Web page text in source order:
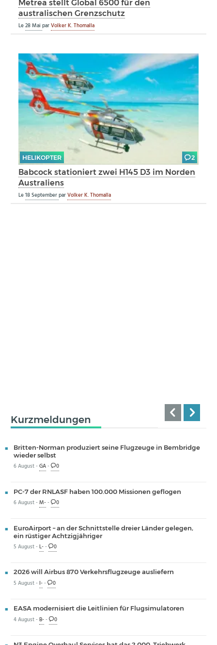
Metrea stellt Global 6500 für den
australischen Grenzschutz
Le28 MaiparVolker K. Thomalla
HELIKOPTER 2
Babcock stationiert zwei H145 D3 im Norden
Australiens
Le18 SeptemberparVolker K. Thomalla
Kurzmeldungen
Britten-Norman produziert seine Flugzeuge in Bembridge
wieder selbst
6 August -GA- 0
PC-7 der RNLASF haben 100.000 Missionen geflogen
6 August -M-- 0
EuroAirport – an der Schnittstelle dreier Länder gelegen,
ein rüstiger Achtzigjähriger
5 August -L-- 0
2026 will Airbus 870 Verkehrsflugzeuge ausliefern
5 August - I-- 0
EASA modernisiert die Leitlinien für Flugsimulatoren
4 August -B-- 0